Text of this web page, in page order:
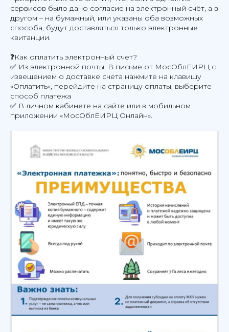
сервисов было дано согласие на электронный счёт, а в
другом – на бумажный, или указаны оба возможных
способа, будут доставляться только электронные
квитанции.
❓Как оплатить электронный счет?
✅ Из электронной почты. В письме от МосОблЕИРЦ с
извещением о доставке счета нажмите на клавишу
«Оплатить», перейдите на страницу оплаты, выберите
способ платежа
✅ В личном кабинете на сайте или в мобильном
приложении «МосОблЕИРЦ Онлайн».